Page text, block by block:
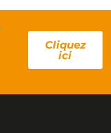
Cliquez
ici